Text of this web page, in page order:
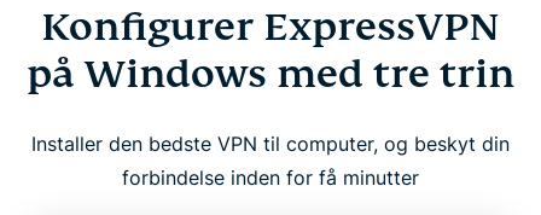
Konfigurer ExpressVPN
på Windows med tre trin
Installer den bedste VPN til computer, og beskyt din
forbindelse inden for få minutter